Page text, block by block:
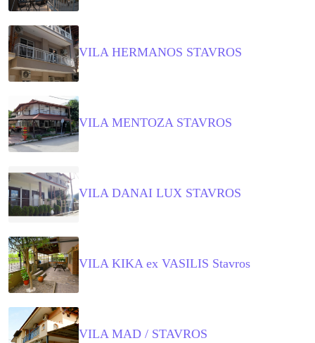
VILA HERMANOS STAVROS
VILA MENTOZA STAVROS
VILA DANAI LUX STAVROS
VILA KIKA ex VASILIS Stavros
VILA MAD / STAVROS